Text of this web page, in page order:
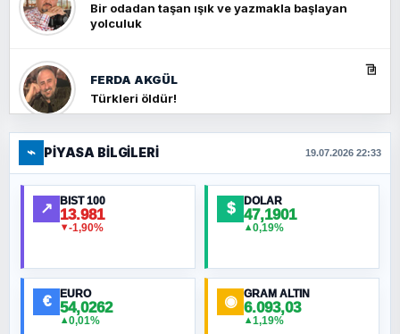
Bir odadan taşan ışık ve yazmakla başlayan
yolculuk
FERDA AKGÜL
Türkleri öldür!
FERHAT BÜYÜKKALKAN
Ankara Zirvesi: NATO Toplantısı mı, Yeni
Ortadoğu Haritasının Provası mı?
MURAT ÖZKAN
⌁ PIYASA BILGILERI 19.07.2026 22:33
↗ BIST 100
13.981
▼-1,90%
$ DOLAR
47,1901
▲0,19%
€ EURO
54,0262
▲0,01%
◉ GRAM ALTIN
6.093,03
▲1,19%